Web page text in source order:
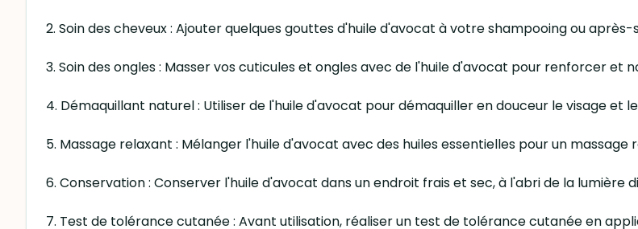
2. Soin des cheveux : Ajouter quelques gouttes d'huile d'avocat à votre shampooing ou
3. Soin des ongles : Masser vos cuticules et ongles avec de l'huile d'avocat pour renforcer et
4. Démaquillant naturel : Utiliser de l'huile d'avocat pour démaquiller en douceur le visage et
5. Massage relaxant : Mélanger l'huile d'avocat avec des huiles essentielles pour un
6. Conservation : Conserver l'huile d'avocat dans un endroit frais et sec, à l'abri de la lumière
7. Test de tolérance cutanée : Avant utilisation, réaliser un test de tolérance cutanée en